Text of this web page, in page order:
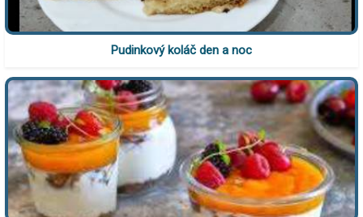
Pudinkový koláč den a noc